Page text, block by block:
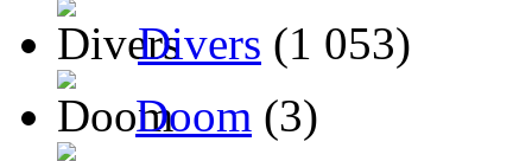
Divers (1 053)
Doom (3)